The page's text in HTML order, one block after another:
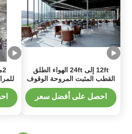
12ft إلى 24ft الهواء الطلق
القطب المثبت المروحة الوقوف
المروحة الفناء مع محرك خياطة
احصل على أفضل سعر